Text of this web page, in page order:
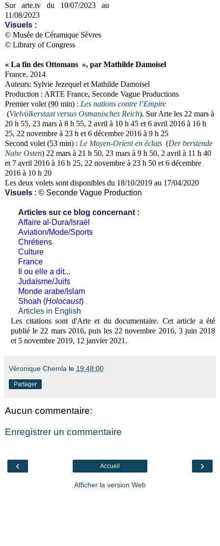
Sur arte.tv du 10/07/2023 au
11/08/2023
Visuels :
© Musée de Céramique Sèvres
© Library of Congress
« La fin des Ottomans », par Mathilde Damoisel
France, 2014
Auteurs: Sylvie Jezequel et Mathilde Damoisel
Production : ARTE France, Seconde Vague Productions
Premier volet (90 min) : Les nations contre l’Empire
(Vielvölkerstaat versus Osmanisches Reich). Sur Arte les 22 mars à
20 h 55, 23 mars à 8 h 55, 2 avril à 10 h 45 et 6 avril 2016 à 16 h
25, 22 novembre à 23 h et 6 décembre 2016 à 9 h 25
Second volet (53 min) : Le Moyen-Orient en éclats (Der berstende
Nahe Osten) 22 mars à 21 h 50, 23 mars à 9 h 50, 2 avril à 11 h 40
et 7 avril 2016 à 16 h 25, 22 novembre à 23 h 50 et 6 décembre
2016 à 10 h 20
Les deux volets sont disponibles du 18/10/2019 au 17/04/2020
Visuels : © Seconde Vague Production
Articles sur ce blog concernant :
Affaire al-Dura/Israël
Aviation/Mode/Sports
Chrétiens
Culture
France
Il ou elle a dit...
Judaïsme/Juifs
Monde arabe/Islam
Shoah (Holocaust)
Articles in English
Les citations sont d'Arte et du documentaire. Cet article a été
publié le 22 mars 2016, puis les 22 novembre 2016, 3 juin 2018
et 5 novembre 2019, 12 janvier 2021 .
Véronique Chemla le 19:48:00
Partager
Aucun commentaire:
Enregistrer un commentaire
‹ ›
Accueil
Afficher la version Web